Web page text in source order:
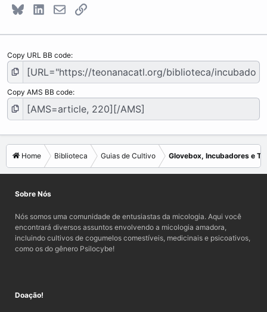
Bluesky LinkedInE-mailLink
Copy URL BB code
Copy AMS BB code
Home Biblioteca Guias de Cultivo Glovebox, Incubadores e
Sobre Nós
Nós somos uma comunidade de entusiastas da micologia. Aqui você
encontrará diversos assuntos envolvendo a micologia amadora,
incluindo cultivos de cogumelos comestíveis, medicinais e psicoativos,
como os do gênero Psilocybe!
Doação!